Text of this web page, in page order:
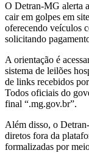
O Detran-MG alerta
cair em golpes em
oferecendo veículos
solicitando
A orientação é
sistema de leilões
de links recebidos
Todos oficiais do
final “.mg.gov.br”.
Além disso, o
diretos fora da
formalizadas por